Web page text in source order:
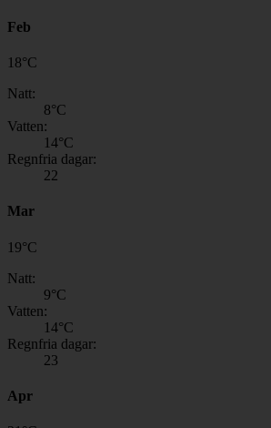
Feb
18°C
Natt:
8°C
Vatten:
14°C
Regnfria dagar:
22
Mar
19°C
Natt:
9°C
Vatten:
14°C
Regnfria dagar:
23
Apr